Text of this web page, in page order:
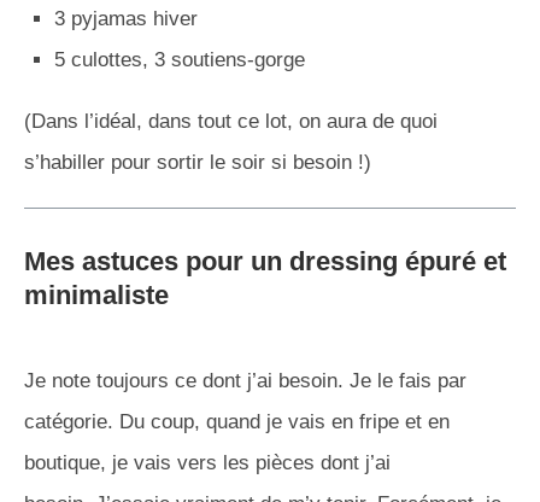
3 pyjamas hiver
5 culottes, 3 soutiens-gorge
(Dans l’idéal, dans tout ce lot, on aura de quoi
s’habiller pour sortir le soir si besoin !)
Mes astuces pour un dressing épuré et
minimaliste
Je note toujours ce dont j’ai besoin. Je le fais par
catégorie. Du coup, quand je vais en fripe et en
boutique, je vais vers les pièces dont j’ai